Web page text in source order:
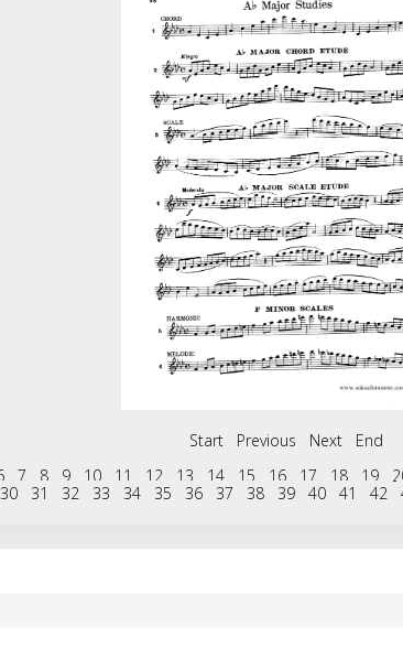
Start Previous Next
End
7 8 9 10 11 12 13 14 15 16 17 18 19
30
31 32 33 34 35 36 37 38 39 40 41 42